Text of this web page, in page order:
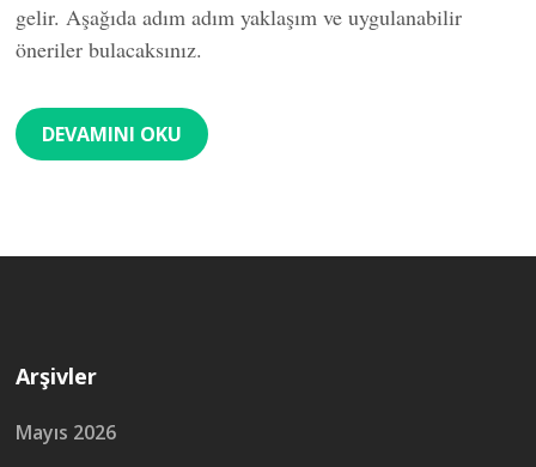
gelir. Aşağıda adım adım yaklaşım ve uygulanabilir
öneriler bulacaksınız.
DEVAMINI OKU
Arşivler
Mayıs 2026